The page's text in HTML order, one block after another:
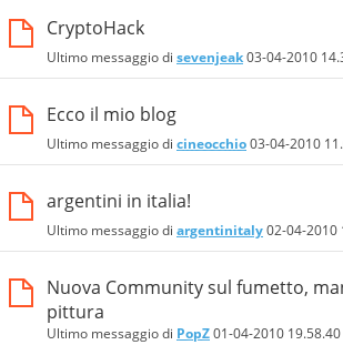
CryptoHack
Ultimo messaggio di sevenjeak03-04-2010
Ecco il mio blog
Ultimo messaggio di cineocchio03-04-2010
argentini in italia!
Ultimo messaggio di argentinitaly02-04-2010
Nuova Community sul fumetto,
pittura
Ultimo messaggio di PopZ01-04-2010 19.58.40